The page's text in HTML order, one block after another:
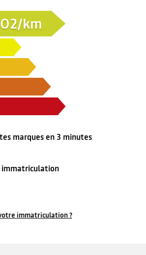
km
marques en 3 minutes
immatriculation
immatriculation ?